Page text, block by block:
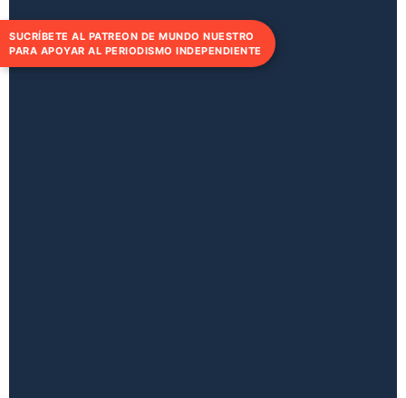
SUCRÍBETE AL PATREON DE MUNDO NUESTRO
PARA APOYAR AL PERIODISMO INDEPENDIENTE